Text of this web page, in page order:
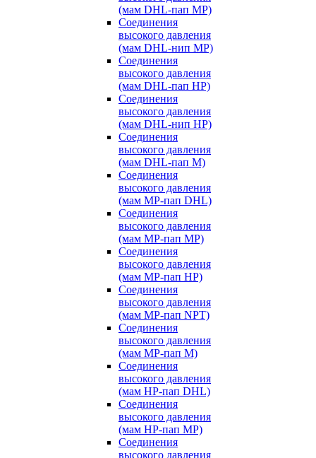
(мам DHL-пап MP)
Соединения
высокого давления
(мам DHL-нип MP)
Соединения
высокого давления
(мам DHL-пап HP)
Соединения
высокого давления
(мам DHL-нип HP)
Соединения
высокого давления
(мам DHL-пап M)
Соединения
высокого давления
(мам MP-пап DHL)
Соединения
высокого давления
(мам MP-пап MP)
Соединения
высокого давления
(мам MP-пап HP)
Соединения
высокого давления
(мам MP-пап NPT)
Соединения
высокого давления
(мам MP-пап M)
Соединения
высокого давления
(мам HP-пап DHL)
Соединения
высокого давления
(мам HP-пап MP)
Соединения
высокого давления